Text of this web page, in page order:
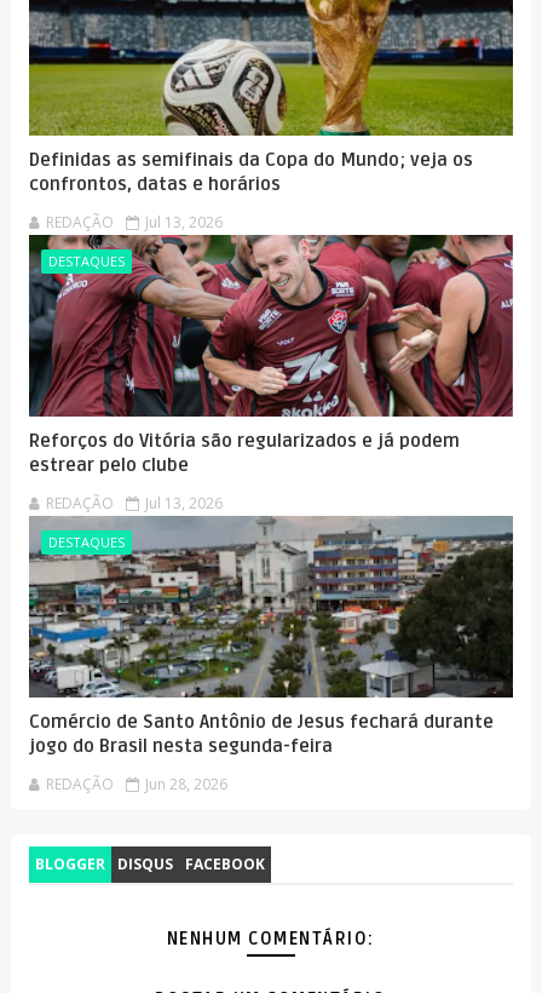
Definidas as semifinais da Copa do Mundo; veja os
confrontos, datas e horários
REDAÇÃO Jul 13, 2026
DESTAQUES
Reforços do Vitória são regularizados e já podem
estrear pelo clube
REDAÇÃO Jul 13, 2026
DESTAQUES
Comércio de Santo Antônio de Jesus fechará durante
jogo do Brasil nesta segunda-feira
REDAÇÃO Jun 28, 2026
BLOGGER DISQUS FACEBOOK
NENHUM COMENTÁRIO: